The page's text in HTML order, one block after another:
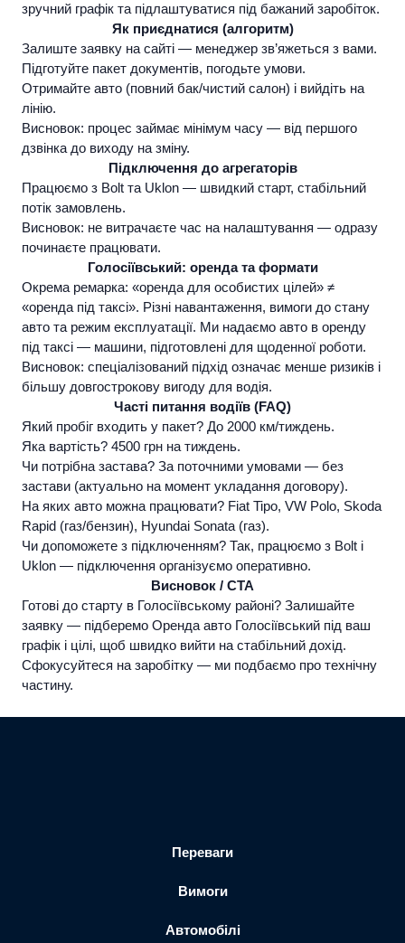
зручний графік та підлаштуватися під бажаний заробіток.
Як приєднатися (алгоритм)
Залиште заявку на сайті — менеджер зв’яжеться з вами.
Підготуйте пакет документів, погодьте умови.
Отримайте авто (повний бак/чистий салон) і вийдіть на
лінію.
Висновок: процес займає мінімум часу — від першого
дзвінка до виходу на зміну.
Підключення до агрегаторів
Працюємо з Bolt та Uklon — швидкий старт, стабільний
потік замовлень.
Висновок: не витрачаєте час на налаштування — одразу
починаєте працювати.
Голосіївський: оренда та формати
Окрема ремарка: «оренда для особистих цілей» ≠
«оренда під таксі». Різні навантаження, вимоги до стану
авто та режим експлуатації. Ми надаємо авто в оренду
під таксі — машини, підготовлені для щоденної роботи.
Висновок: спеціалізований підхід означає менше ризиків і
більшу довгострокову вигоду для водія.
Часті питання водіїв (FAQ)
Який пробіг входить у пакет? До 2000 км/тиждень.
Яка вартість? 4500 грн на тиждень.
Чи потрібна застава? За поточними умовами — без
застави (актуально на момент укладання договору).
На яких авто можна працювати? Fiat Tipo, VW Polo, Skoda
Rapid (газ/бензин), Hyundai Sonata (газ).
Чи допоможете з підключенням? Так, працюємо з Bolt і
Uklon — підключення організуємо оперативно.
Висновок / CTA
Готові до старту в Голосіївському районі? Залишайте
заявку — підберемо Оренда авто Голосіївський під ваш
графік і цілі, щоб швидко вийти на стабільний дохід.
Сфокусуйтеся на заробітку — ми подбаємо про технічну
частину.
Переваги
Вимоги
Автомобілі